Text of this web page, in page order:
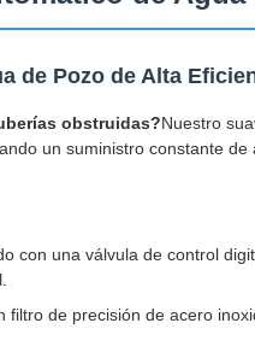
de Pozo de Alta
obstruidas?Nuestro
un suministro constante de
con una válvula de control
filtro de precisión de acero